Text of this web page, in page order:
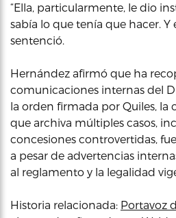
“Ella, particularmente, le dio
sabía lo que tenía que hacer. Y
sentenció.
Hernández afirmó que ha
comunicaciones internas del
la orden firmada por Quiles, la
que archiva múltiples casos,
concesiones controvertidas,
a pesar de advertencias
al reglamento y la legalidad
Historia relacionada: Portavoz